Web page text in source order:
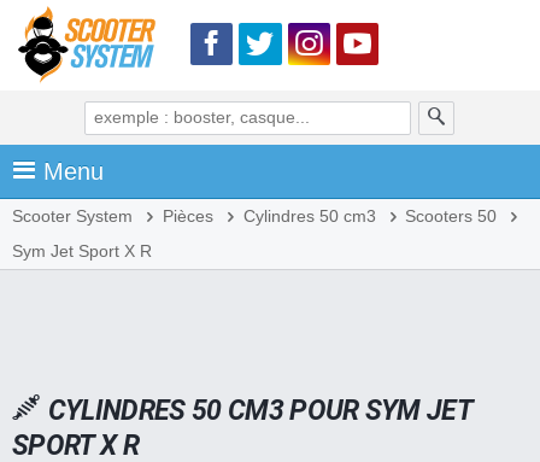
Menu
Scooter System Pièces Cylindres 50 cm3
Scooters 50
Sym Jet Sport X R
CYLINDRES 50 CM3 POUR SYM JET
SPORT X R